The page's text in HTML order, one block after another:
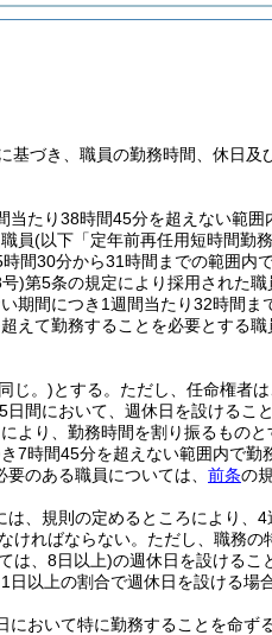
基づき、職員の勤務時間、休日及
たり38時間45分を超えない範囲
員(以下「定年前再任用短時間勤
間30分から31時間までの範囲内
)第5条の規定により採用された職
期間につき1週間当たり32時間ま
えて勤務することを必要とする
じ。)とする。 ただし、任命権者
間において、週休日を設けること
より、勤務時間を割り振るものと
時間45分を超えない範囲内で勤
のある職員については、 前条の
、規則の定めるところにより、
ければならない。 ただし、職務の
は、8日以上)の週休日を設けるこ
以上の割合で週休日を設ける場
において特に勤務することを命ず